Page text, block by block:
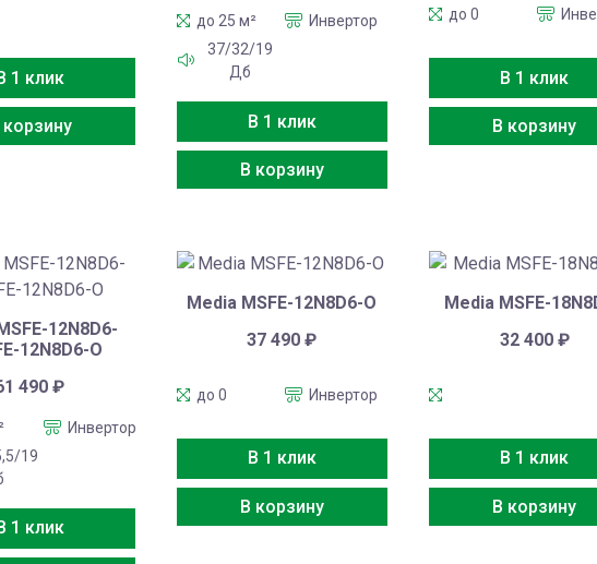
1 клик
до 25 м²
Инвертор
37/32/19
Дб
В 1 клик
В корзину
до 0
В 1 клик
В корзину
12N8D6-
12N8D6-O
490₽
Инвертор
19
1 клик
Media MSFE-12N8D6-O
37 490₽
до 0 Инвертор
В 1 клик
В корзину
Media MSFE-
32 400 ₽
В 1 клик
В корзину